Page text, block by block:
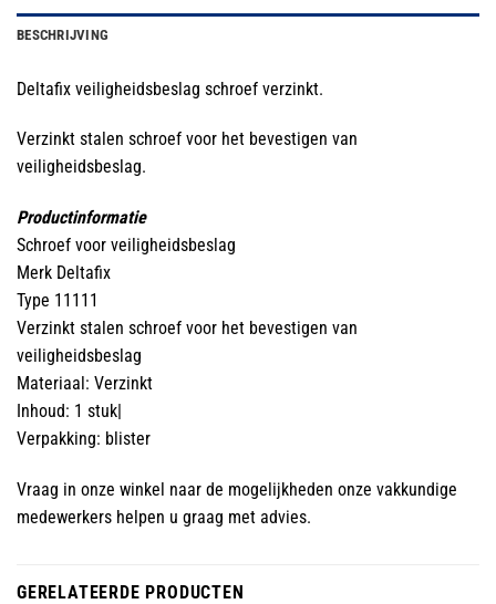
BESCHRIJVING
Deltafix veiligheidsbeslag schroef verzinkt.
Verzinkt stalen schroef voor het bevestigen van
veiligheidsbeslag.
Productinformatie
Schroef voor veiligheidsbeslag
Merk Deltafix
Type 11111
Verzinkt stalen schroef voor het bevestigen van
veiligheidsbeslag
Materiaal: Verzinkt
Inhoud: 1 stuk|
Verpakking: blister
Vraag in onze winkel naar de mogelijkheden onze vakkundige
medewerkers helpen u graag met advies.
GERELATEERDE PRODUCTEN